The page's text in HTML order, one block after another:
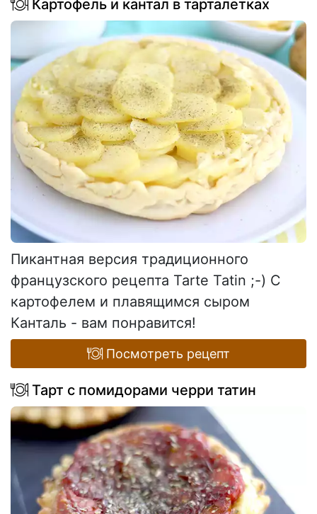
Картофель и кантал в тарталетках
Пикантная версия традиционного
французского рецепта Tarte Tatin ;-) С
картофелем и плавящимся сыром
Канталь - вам понравится!
Посмотреть рецепт
Тарт с помидорами черри татин